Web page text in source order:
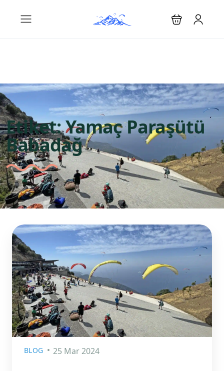
Etiket:Yamaç Paraşütü
Babadağ
BLOG 25 Mar 2024